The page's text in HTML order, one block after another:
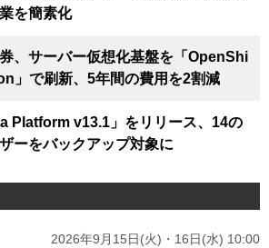
を簡素化
、サーバー仮想化基盤を「OpenShi
」で刷新、5年間の費用を2割減
Platform v13.1」をリリース、14の
ーをバックアップ対象に
2026年9月15日(火)・16日(水) 10:00